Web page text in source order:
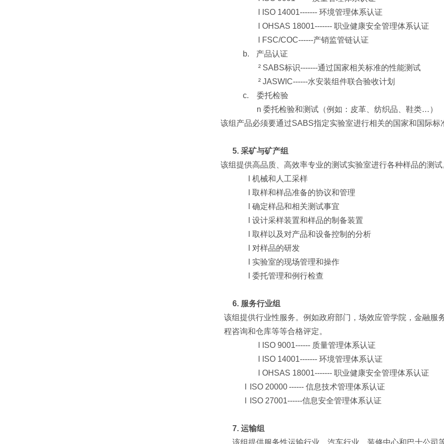
ISO 14001------- 环境管理体系认证
OHSAS 18001------- 职业健康安全管理体系认证
FSC/COC------产销监管链认证
b.
产品认证
² SABS标识-------通过国家相关标准的性能测试
² JASWIC------水安装组件联合验收计划
c.
委托检验
n 委托检验和测试（例如：皮革、纺织品、鞋类…）
该组产品必须要通过SABS指定实验室进行相关的国家和国际标
5. 采矿与矿产组
该组提供高品质、高效率专业的测试实验室进行各种样品的测试
机械和人工采样
取样和样品准备的协议和管理
确定样品和相关测试事宜
设计采样装置和样品的制备装置
取样以及对产品和设备控制的分析
对样品的研发
实验室的现场管理和操作
委托管理和例行检查
6. 服务行业组
该组提供行业性服务。例如政府部门，场效应管学院，金融服
程咨询和仓库等等合格评定。
ISO 9001------ 质量管理体系认证
ISO 14001------- 环境管理体系认证
OHSAS 18001------- 职业健康安全管理体系认证
ISO 20000------ 信息技术管理体系认证
ISO 27001------信息安全管理体系认证
7. 运输组
该组提供服务性运输行业，汽车行业，装修中心和巴士公司